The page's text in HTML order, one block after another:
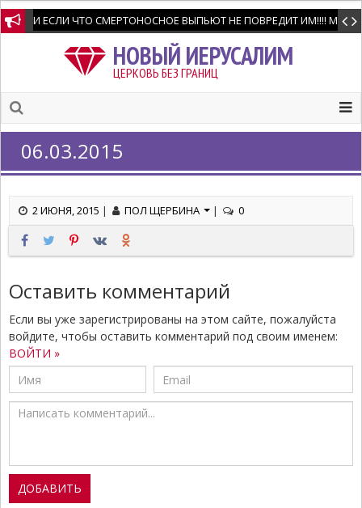
И ЕСЛИ ЧТО СМЕРТОНОСНОЕ ВЫПЬЮТ НЕ ПОВРЕДИТ ИМ!!!! Мне
НОВЫЙ ИЕРУСАЛИМ
ЦЕРКОВЬ БЕЗ ГРАНИЦ
06.03.2015
2 ИЮНЯ, 2015 | ПОЛ ЩЕРБИНА | 0
Оставить комментарий
Если вы уже зарегистрированы на этом сайте, пожалуйста
войдите, чтобы оставить комментарий под своим именем:
ВОЙТИ »